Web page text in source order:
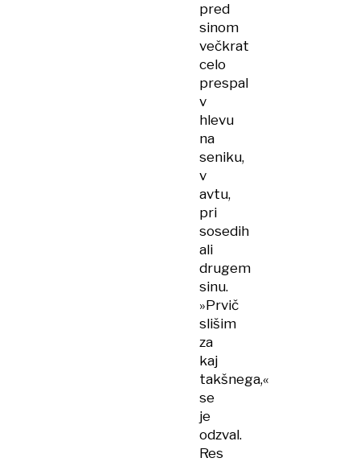
pred
sinom
večkrat
celo
prespal
v
hlevu
na
seniku,
v
avtu,
pri
sosedih
ali
drugem
sinu.
»Prvič
slišim
za
kaj
takšnega,«
se
je
odzval.
Res